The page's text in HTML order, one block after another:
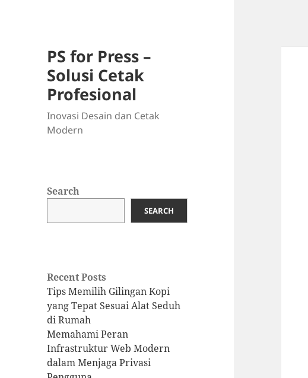
PS for Press –
Solusi Cetak
Profesional
Inovasi Desain dan Cetak
Modern
Search
SEARCH
Recent Posts
Tips Memilih Gilingan Kopi
yang Tepat Sesuai Alat Seduh
di Rumah
Memahami Peran
Infrastruktur Web Modern
dalam Menjaga Privasi